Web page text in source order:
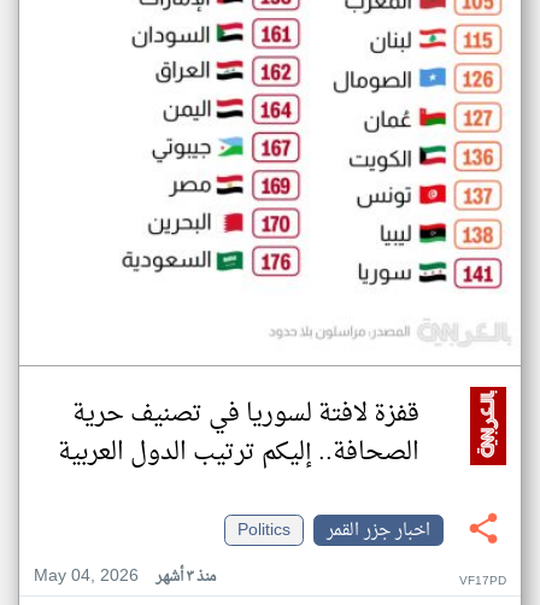
قفزة لافتة لسوريا في تصنيف حرية
الصحافة.. إليكم ترتيب الدول العربية
اخبار جزر القمر
Politics
May 04, 2026
منذ ٣ أشهر VF17PD